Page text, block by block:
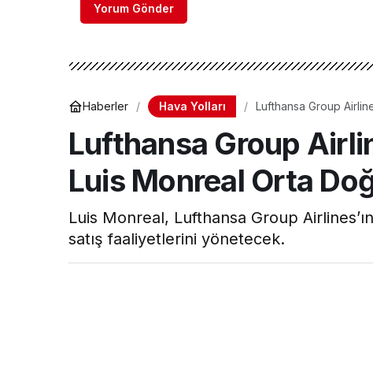
Yorum Gönder
Haberler Hava Yolları
Lufthansa Group
Lufthansa Group
Luis Monreal Orta
Luis Monreal, Lufthansa Group
satış faaliyetlerini yönetecek.